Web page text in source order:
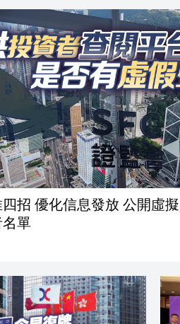
招 優化信息發放 公開虛
單